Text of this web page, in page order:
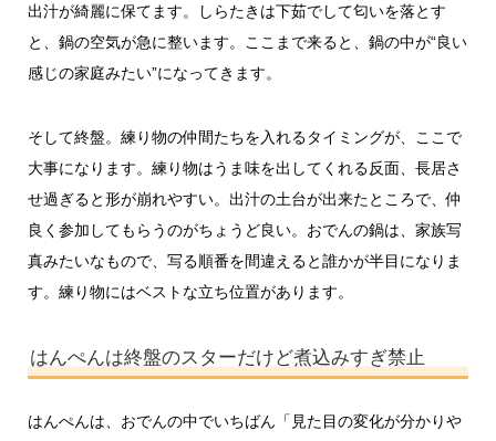
出汁が綺麗に保てます。しらたきは下茹でして匂いを落とす
と、鍋の空気が急に整います。ここまで来ると、鍋の中が“良い
感じの家庭みたい”になってきます。
そして終盤。練り物の仲間たちを入れるタイミングが、ここで
大事になります。練り物はうま味を出してくれる反面、長居さ
せ過ぎると形が崩れやすい。出汁の土台が出来たところで、仲
良く参加してもらうのがちょうど良い。おでんの鍋は、家族写
真みたいなもので、写る順番を間違えると誰かが半目になりま
す。練り物にはベストな立ち位置があります。
はんぺんは終盤のスターだけど煮込みすぎ禁止
はんぺんは、おでんの中でいちばん「見た目の変化が分かりや